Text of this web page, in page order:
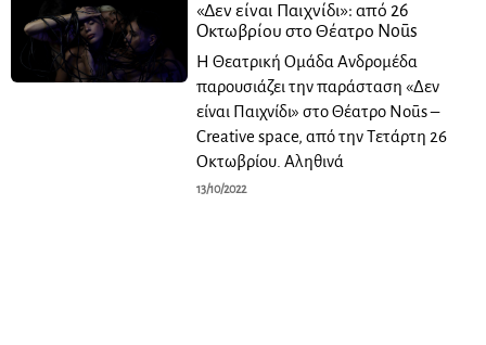
«Δεν είναι Παιχνίδι»: από 26
Οκτωβρίου στο Θέατρο Noūs
Η Θεατρική Oμάδα Ανδρομέδα
παρουσιάζει την παράσταση «Δεν
είναι Παιχνίδι» στο Θέατρο Noūs –
Creative space, από την Τετάρτη 26
Οκτωβρίου. Αληθινά
13/10/2022